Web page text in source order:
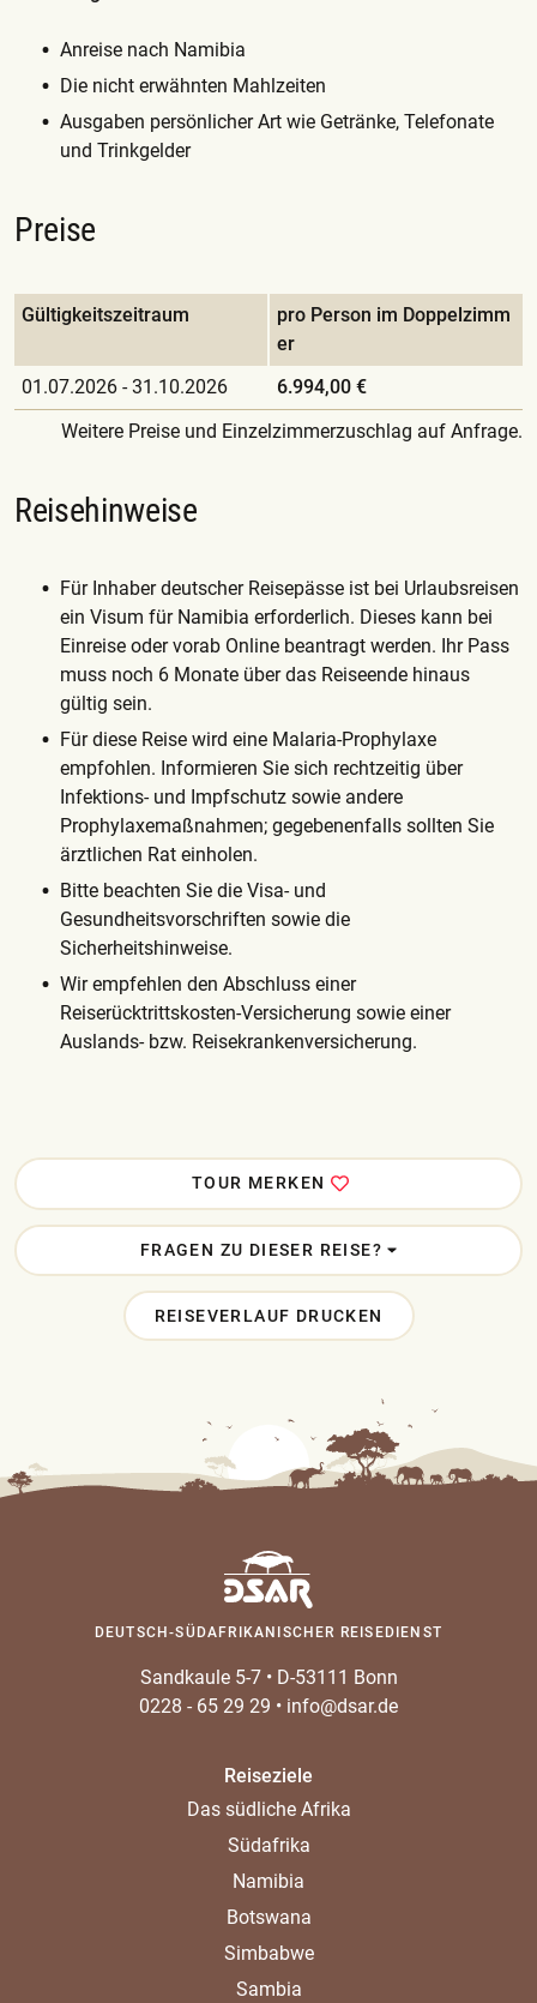
Anreise nach Namibia
Die nicht erwähnten Mahlzeiten
Ausgaben persönlicher Art wie Getränke, Telefonate
und Trinkgelder
Preise
Gültigkeitszeitraum
pro Person im Doppelzimm
er
01.07.2026 -31.10.2026
6.994,00 €
Weitere Preise und Einzelzimmerzuschlag auf Anfrage.
Reisehinweise
Für Inhaber deutscher Reisepässe ist bei Urlaubsreisen
ein Visum für Namibia erforderlich. Dieses kann bei
Einreise oder vorab Online beantragt werden. Ihr Pass
muss noch 6 Monate über das Reiseende hinaus
gültig sein.
Für diese Reise wird eine Malaria-Prophylaxe
empfohlen. Informieren Sie sich rechtzeitig über
Infektions- und Impfschutz sowie andere
Prophylaxemaßnahmen; gegebenenfalls sollten Sie
ärztlichen Rat einholen.
Bitte beachten Sie die Visa- und
Gesundheitsvorschriften sowie die
Sicherheitshinweise.
Wir empfehlen den Abschluss einer
Reiserücktrittskosten-Versicherung sowie einer
Auslands- bzw. Reisekrankenversicherung.
TOUR MERKEN
FRAGEN ZU DIESER REISE?
REISEVERLAUF DRUCKEN
DEUTSCH-SÜDAFRIKANISCHER REISEDIENST
Sandkaule 5-7• D-53111 Bonn
0228 - 65 29 29 • info@dsar.de
Reiseziele
Das südliche Afrika
Südafrika
Namibia
Botswana
Simbabwe
Sambia